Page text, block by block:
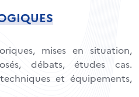
mises en situation,
débats, études cas.
et équipements,